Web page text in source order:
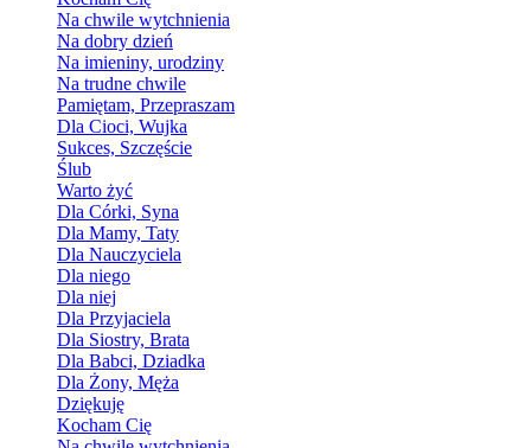
Na chwile wytchnienia
Na dobry dzień
Na imieniny, urodziny
Na trudne chwile
Pamiętam, Przepraszam
Dla Cioci, Wujka
Sukces, Szczęście
Ślub
Warto żyć
Dla Córki, Syna
Dla Mamy, Taty
Dla Nauczyciela
Dla niego
Dla niej
Dla Przyjaciela
Dla Siostry, Brata
Dla Babci, Dziadka
Dla Żony, Męża
Dziękuję
Kocham Cię